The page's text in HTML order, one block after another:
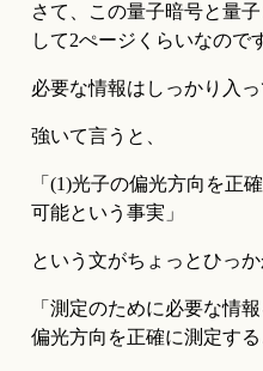
さて、この量子暗号と量
して2ぺージくらいなので
必要な情報はしっかり入っ
強いて言うと、
「(1)光子の偏光方向を正
可能という事実」
という文がちょっとひっか
「測定のために必要な情
偏光方向を正確に測定す